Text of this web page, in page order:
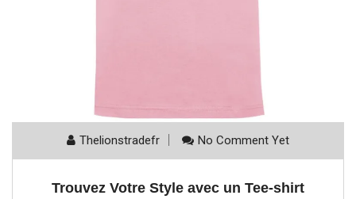
Thelionstradefr No Comment Yet
Trouvez Votre Style avec un Tee-shirt